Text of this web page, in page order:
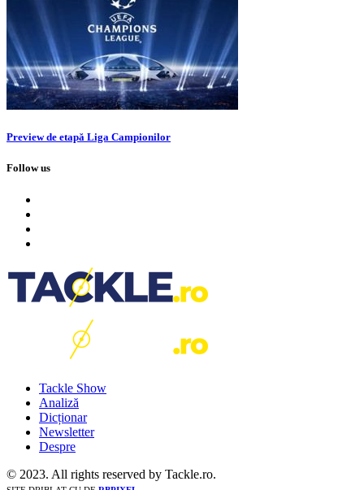
Preview de etapă Liga Campionilor
Follow us
Tackle Show
Analiză
Dicționar
Newsletter
Despre
© 2023. All rights reserved by Tackle.ro.